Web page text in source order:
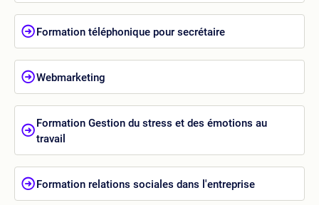
Formation téléphonique pour secrétaire
Webmarketing
Formation Gestion du stress et des émotions au
travail
Formation relations sociales dans l'entreprise